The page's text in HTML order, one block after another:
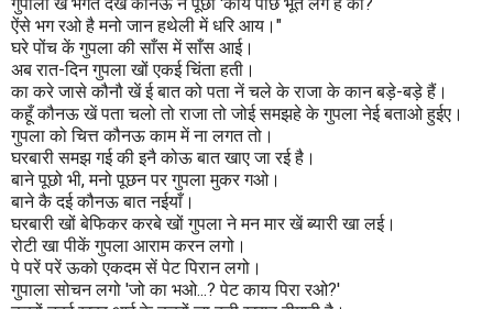
ऐंसे भग रओ है मनो जान हथेली में धरि आय।"
घरे पोंच कें गुपला की साँस में साँस आई।
अब रात-दिन गुपला खों एकई चिंता हती।
का करे जासे कौनौ खें ई बात को पता नें चले के राजा के कान बड़े-बड़े हैं।
कहूँ कौनऊ खें पता चलो तो राजा तो जोई समझहे के गुपला नेई बताओ हुईए।
गुपला को चित्त कौनऊ काम में ना लगत तो।
घरबारी समझ गई की इनै कोऊ बात खाए जा रई है।
बाने पूछो भी, मनो पूछन पर गुपला मुकर गओ।
बाने कै दई कौनऊ बात नईयाँ।
घरबारी खों बेफिकर करबे खों गुपला ने मन मार खें ब्यारी खा लई।
रोटी खा पीकें गुपला आराम करन लगो।
पे परें परें ऊको एकदम सें पेट पिरान लगो।
गुपाला सोचन लगो 'जो का भओ...? पेट काय पिरा रओ?'